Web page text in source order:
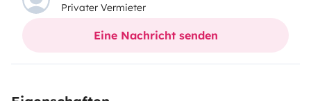
acceptons les chiens et chats, en vous demandant de
veiller à l'entretien et à la propreté de notre camping-
porte vélo ascensionnel pour 2 vélos. Store extérieur.
Privater Vermieter
Eine Nachricht senden